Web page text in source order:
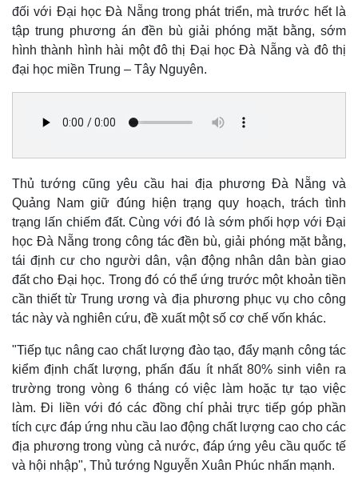
Kinh tế
Bất động sản
Khởi nghiệp
Giá vàng
Tiêu dùng
Tỷ giá
Chứng khoán
Giá cà phê
đối với Đại học Đà Nẵng trong phát triển, mà trước hết là
tập trung phương án đền bù giải phóng mặt bằng, sớm
hình thành hình hài một đô thị Đại học Đà Nẵng và đô thị
đại học miền Trung – Tây Nguyên.
Thủ tướng cũng yêu cầu hai địa phương Đà Nẵng và
Quảng Nam giữ đúng hiện trạng quy hoạch, trách tình
trạng lấn chiếm đất. Cùng với đó là sớm phối hợp với Đại
học Đà Nẵng trong công tác đền bù, giải phóng mặt bằng,
tái định cư cho người dân, vận động nhân dân bàn giao
đất cho Đại học. Trong đó có thể ứng trước một khoản tiền
cần thiết từ Trung ương và địa phương phục vụ cho công
tác này và nghiên cứu, đề xuất một số cơ chế vốn khác.
"Tiếp tục nâng cao chất lượng đào tạo, đẩy mạnh công tác
kiểm định chất lượng, phấn đấu ít nhất 80% sinh viên ra
trường trong vòng 6 tháng có việc làm hoặc tự tạo việc
làm. Đi liền với đó các đồng chí phải trực tiếp góp phần
tích cực đáp ứng nhu cầu lao động chất lượng cao cho các
địa phương trong vùng cả nước, đáp ứng yêu cầu quốc tế
và hội nhập", Thủ tướng Nguyễn Xuân Phúc nhấn mạnh.